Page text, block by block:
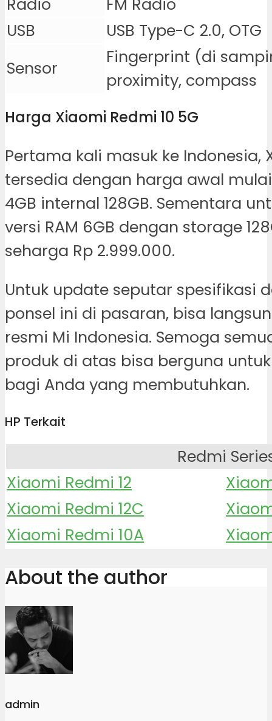
USB
USB Type-C 2.0, OTG
Sensor
Fingerprint (di
proximity, compass
Harga Xiaomi Redmi 10 5G
Pertama kali masuk ke Indonesia,
tersedia dengan harga awal mulai
4GB internal 128GB. Sementara
versi RAM 6GB dengan storage
seharga Rp 2.999.000.
Untuk update seputar spesifikasi
ponsel ini di pasaran, bisa
resmi Mi Indonesia. Semoga
produk di atas bisa berguna
bagi Anda yang membutuhkan.
HP Terkait
Redmi
Xiaomi Redmi 12
Xiaomi Redmi 12C
Xiaomi Redmi 10A
About the author
admin